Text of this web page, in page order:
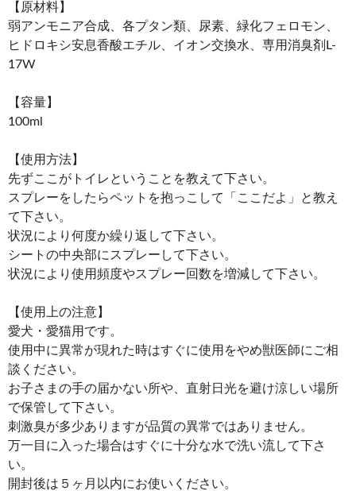
【原材料】
弱アンモニア合成、各プタン類、尿素、緑化フェロモン、
ヒドロキシ安息香酸エチル、イオン交換水、専用消臭剤L-
17W
【容量】
100ml
【使用方法】
先ずここがトイレということを教えて下さい。
スプレーをしたらペットを抱っこして「ここだよ」と教え
て下さい。
状況により何度か繰り返して下さい。
シートの中央部にスプレーして下さい。
状況により使用頻度やスプレー回数を増減して下さい。
【使用上の注意】
愛犬・愛猫用です。
使用中に異常が現れた時はすぐに使用をやめ獣医師にご相
談ください。
お子さまの手の届かない所や、直射日光を避け涼しい場所
で保管して下さい。
刺激臭が多少ありますが品質の異常ではありません。
万一目に入った場合はすぐに十分な水で洗い流して下さ
い。
開封後は５ヶ月以内にお使いください。